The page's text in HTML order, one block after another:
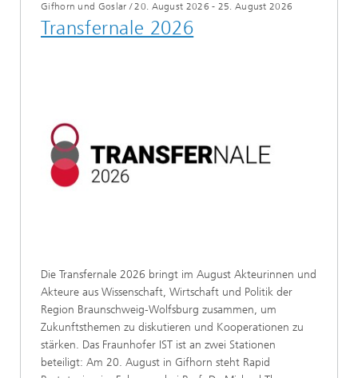
Gifhorn und Goslar /20. August 2026 - 25. August 2026
Transfernale 2026
Die Transfernale 2026 bringt im August Akteurinnen und
Akteure aus Wissenschaft, Wirtschaft und Politik der
Region Braunschweig-Wolfsburg zusammen, um
Zukunftsthemen zu diskutieren und Kooperationen zu
stärken. Das Fraunhofer IST ist an zwei Stationen
beteiligt: Am 20. August in Gifhorn steht Rapid